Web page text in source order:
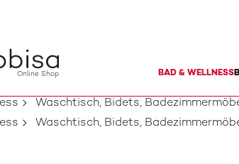
Online Shop BAD & WELLNESS
Waschtisch, Bidets,
Waschtisch, Bidets,